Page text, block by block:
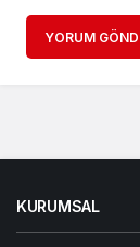
YORUM
KURUMSAL